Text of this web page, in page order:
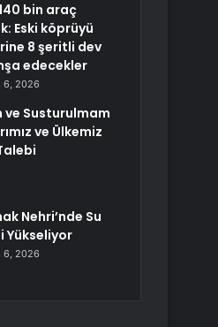
bin araç
Eski köprüyü
8 şeritli dev
edecekler
6, 2026
ve Susturulmam
ve Ülkemiz
Nehri’nde Su
Yükseliyor
6, 2026